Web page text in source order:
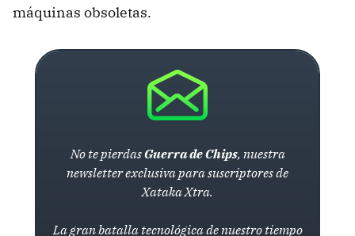
máquinas obsoletas.
No te pierdasGuerra de Chips, nuestra
newsletter exclusiva para suscriptores de
Xataka Xtra.
La gran batalla tecnológica de nuestro tiempo